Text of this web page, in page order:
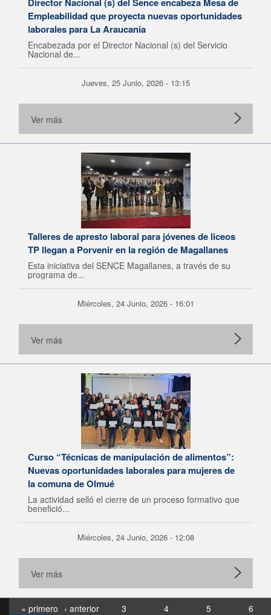
Empleabilidad que proyecta nuevas oportunidades
laborales para La Araucanía
Encabezada por el Director Nacional (s) del Servicio
Nacional de...
Jueves, 25 Junio, 2026 - 13:15
Ver más
Talleres de apresto laboral para jóvenes de liceos
TP llegan a Porvenir en la región de Magallanes
Esta iniciativa del SENCE Magallanes, a través de su
programa de...
Miércoles, 24 Junio, 2026 - 16:01
Ver más
Curso “Técnicas de manipulación de alimentos”:
Nuevas oportunidades laborales para mujeres de
la comuna de Olmué
La actividad selló el cierre de un proceso formativo que
benefició...
Miércoles, 24 Junio, 2026 - 12:08
Ver más
« primero ‹ anterior 3 4 5
6